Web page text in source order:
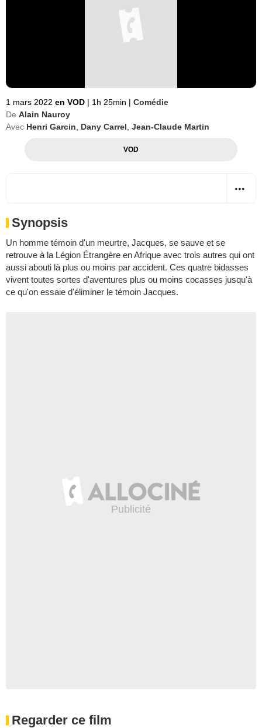
1 mars 2022 en VOD | 1h 25min | Comédie
De Alain Nauroy
Avec Henri Garcin Dany Carrel Jean-Claude Martin
VOD
Synopsis
Un homme témoin d'un meurtre, Jacques, se sauve et se
retrouve à la Légion Étrangère en Afrique avec trois autres qui ont
aussi abouti là plus ou moins par accident. Ces quatre bidasses
vivent toutes sortes d'aventures plus ou moins cocasses jusqu'à
ce qu'on essaie d'éliminer le témoin Jacques.
Regarder ce film